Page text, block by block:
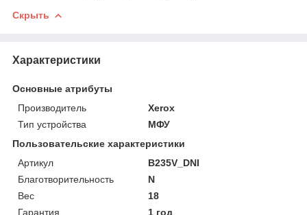
Скрыть
Характеристики
Основные атрибуты
Производитель
Xerox
Тип устройства
МФУ
Пользовательские характеристики
Артикул
B235V_DNI
Благотворительность
N
Вес
18
Гарантия
1 год